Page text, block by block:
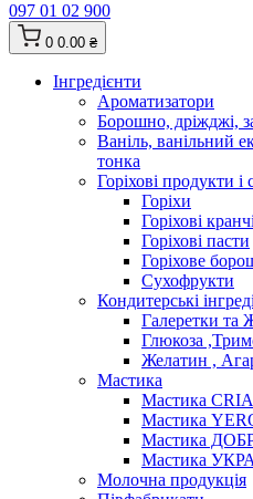
097 01 02 900
0 0.00 ₴
Інгредієнти
Ароматизатори
Борошно, дріжджі,
Ваніль, ванільний
тонка
Горіхові продукти і
Горіхи
Горіхові кранчі
Горіхові пасти
Горіхове
Сухофрукти
Кондитерські
Галеретки та
Глюкоза
Желатин ,
Мастика
Мастика
Мастика
Мастика
Мастика
Молочна продукція